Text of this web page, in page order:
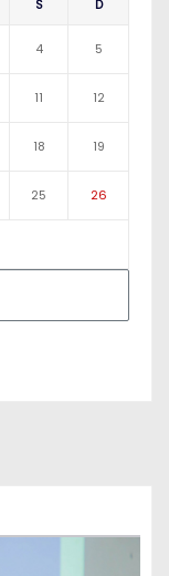
S D
4 5
11 12
18 19
25 26